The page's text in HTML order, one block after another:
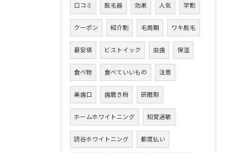
口コミ 脱毛器 効果 人気 学割
クーポン 紹介割 毛周期 ワキ脱毛
最安値 ビストイック 虫歯 保湿
食べ物 食べていいもの 注意
美歯口 歯磨き粉 研磨剤
ホームホワイトニング 知覚過敏
読谷ホワイトニング 都度払い